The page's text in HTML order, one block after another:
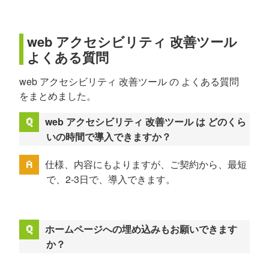
web アクセシビリティ 改善ツール
よくある質問
web アクセシビリティ 改善ツール の よくある質問
をまとめました。
web アクセシビリティ 改善ツール は どのくら
いの時間で導入できますか？
仕様、内容にもよりますが、ご契約から、最短
で、2-3日で、導入できます。
ホームページへの埋め込みもお願いできます
か？